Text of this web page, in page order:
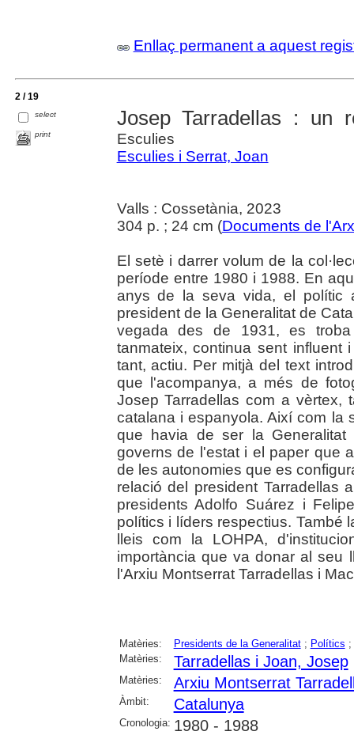
Enllaç permanent a aquest
2 / 19
select
print
Josep Tarradellas : un
Esculies
Esculies i Serrat, Joan
Valls : Cossetània, 2023
304 p. ; 24 cm (Documents de
El setè i darrer volum de la
període entre 1980 i 1988. En
anys de la seva vida, el polític
president de la Generalitat de
vegada des de 1931, es troba
tanmateix, continua sent influent
tant, actiu. Per mitjà del text
que l'acompanya, a més de
Josep Tarradellas com a vèrtex,
catalana i espanyola. Així com la
que havia de ser la
governs de l'estat i el paper que
de les autonomies que es
relació del president Tarradellas
presidents Adolfo Suárez i
polítics i líders respectius. També
lleis com la LOHPA,
importància que va donar al seu
l'Arxiu Montserrat Tarradellas i
Matèries: Presidents de la Generalitat; Polítics ;
Matèries:
Tarradellas i Joan, Josep
Matèries: Arxiu Montserrat
Àmbit: Catalunya
Cronologia: 1980 - 1988